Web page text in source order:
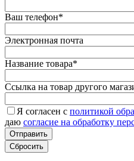
Ваш телефон*
Электронная почта
Название товара*
Ссылка на товар другого
Я согласен с политикой
даю согласие на обработку